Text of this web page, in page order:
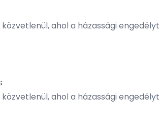
ahol a házassági
ahol a házassági